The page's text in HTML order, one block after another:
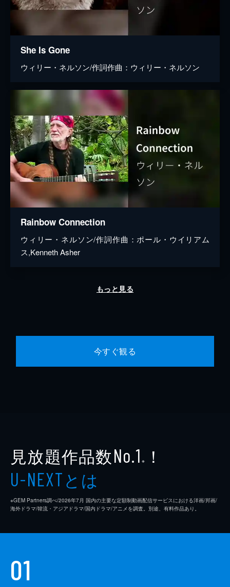
She Is Gone
ウィリー・ネルソン/作詞作曲：ウィリー・ネルソン
Rainbow Connection
ウィリー・ネルソン/作詞作曲：ポール・ウイリアム
ス,Kenneth Asher
もっと見る
今すぐ観る
見放題作品数No.1 ※ ！
U-NEXTとは
※GEM Partners調べ/2026年7⽉ 国内の主要な定額制動画配信サービスにおける洋画/邦画/
海外ドラマ/韓流・アジアドラマ/国内ドラマ/アニメを調査。別途、有料作品あり。
01